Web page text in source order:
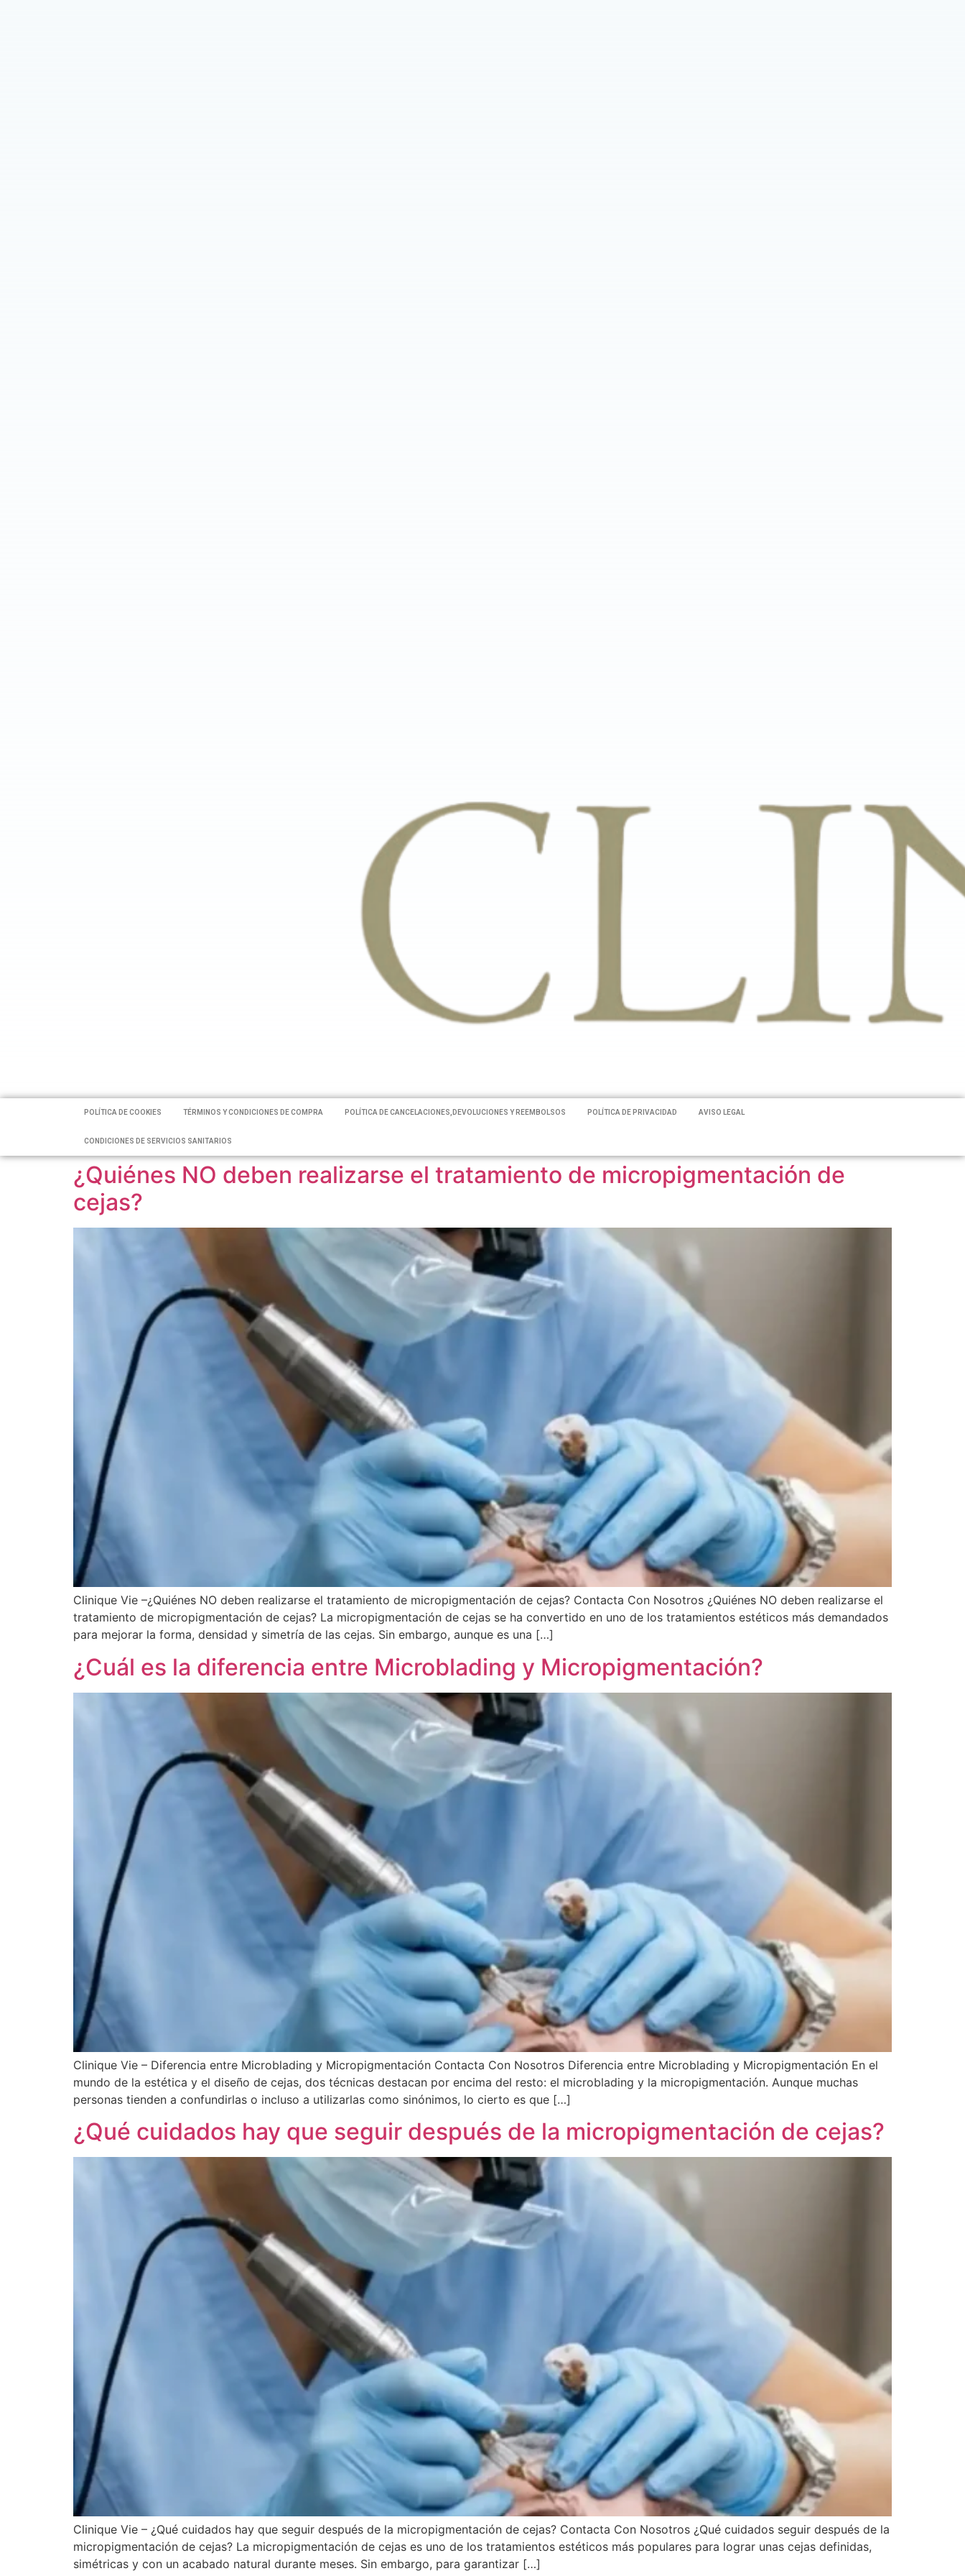
POLÍTICA DE COOKIES TÉRMINOS Y CONDICIONES DE COMPRA POLÍTICA DE CANCELACIONES,DEVOLUCIONES Y REEMBOLSOS POLÍTICA DE PRIVACIDAD AVISO LEGAL
CONDICIONES DE SERVICIOS SANITARIOS
¿Quiénes NO deben realizarse el tratamiento de micropigmentación de
cejas?
Clinique Vie –¿Quiénes NO deben realizarse el tratamiento de micropigmentación de cejas? Contacta Con Nosotros ¿Quiénes NO deben realizarse el
tratamiento de micropigmentación de cejas? La micropigmentación de cejas se ha convertido en uno de los tratamientos estéticos más demandados
para mejorar la forma, densidad y simetría de las cejas. Sin embargo, aunque es una […]
¿Cuál es la diferencia entre Microblading y Micropigmentación?
Clinique Vie – Diferencia entre Microblading y Micropigmentación Contacta Con Nosotros Diferencia entre Microblading y Micropigmentación En el
mundo de la estética y el diseño de cejas, dos técnicas destacan por encima del resto: el microblading y la micropigmentación. Aunque muchas
personas tienden a confundirlas o incluso a utilizarlas como sinónimos, lo cierto es que […]
¿Qué cuidados hay que seguir después de la micropigmentación de cejas?
Clinique Vie – ¿Qué cuidados hay que seguir después de la micropigmentación de cejas? Contacta Con Nosotros ¿Qué cuidados seguir después de la
micropigmentación de cejas? La micropigmentación de cejas es uno de los tratamientos estéticos más populares para lograr unas cejas definidas,
simétricas y con un acabado natural durante meses. Sin embargo, para garantizar […]